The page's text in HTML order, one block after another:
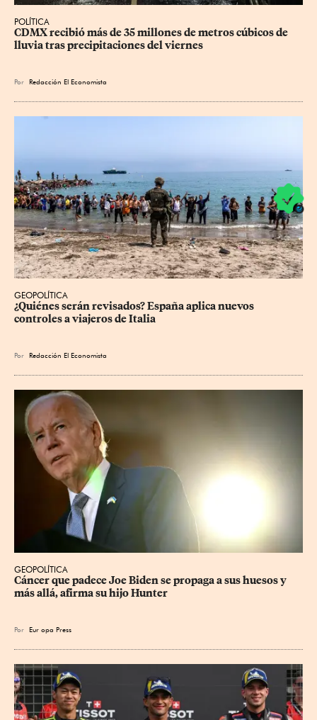
POLÍTICA
CDMX recibió más de 35 millones de metros cúbicos de
lluvia tras precipitaciones del viernes
Por Redacción El Economista
GEOPOLÍTICA
¿Quiénes serán revisados? España aplica nuevos
controles a viajeros de Italia
Por Redacción El Economista
GEOPOLÍTICA
Cáncer que padece Joe Biden se propaga a sus huesos y
más allá, afirma su hijo Hunter
Por Eur opa Press